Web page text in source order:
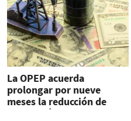
La OPEP acuerda
prolongar por nueve
meses la reducción de
producción